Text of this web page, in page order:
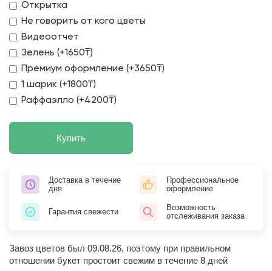
Открытка
Не говорить от кого цветы
Видеоотчет
Зелень (+1650₸)
Премиум оформление (+3650₸)
1 шарик (+1800₸)
Раффаэлло (+4200₸)
Купить
Доставка в течение
дня
Профессиональное
оформление
Гарантия свежести
Возможность
отслеживания заказа
Завоз цветов был 09.08.26, поэтому при правильном
отношении букет простоит свежим в течение 8 дней